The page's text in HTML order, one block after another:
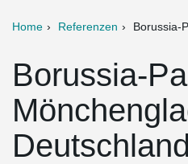
Home Referenzen Borussia-
Borussia-
Deutschland